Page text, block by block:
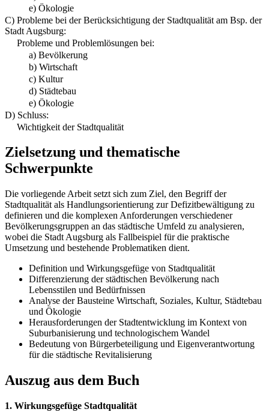
e) Ökologie
C) Probleme bei der Berücksichtigung der Stadtqualität am Bsp. der
Stadt Augsburg:
Probleme und Problemlösungen bei:
a) Bevölkerung
b) Wirtschaft
c) Kultur
d) Städtebau
e) Ökologie
D) Schluss:
Wichtigkeit der Stadtqualität
Zielsetzung und thematische
Schwerpunkte
Die vorliegende Arbeit setzt sich zum Ziel, den Begriff der
Stadtqualität als Handlungsorientierung zur Defizitbewältigung zu
definieren und die komplexen Anforderungen verschiedener
Bevölkerungsgruppen an das städtische Umfeld zu analysieren,
wobei die Stadt Augsburg als Fallbeispiel für die praktische
Umsetzung und bestehende Problematiken dient.
Definition und Wirkungsgefüge von Stadtqualität
Differenzierung der städtischen Bevölkerung nach
Lebensstilen und Bedürfnissen
Analyse der Bausteine Wirtschaft, Soziales, Kultur, Städtebau
und Ökologie
Herausforderungen der Stadtentwicklung im Kontext von
Suburbanisierung und technologischem Wandel
Bedeutung von Bürgerbeteiligung und Eigenverantwortung
für die städtische Revitalisierung
Auszug aus dem Buch
1. Wirkungsgefüge Stadtqualität